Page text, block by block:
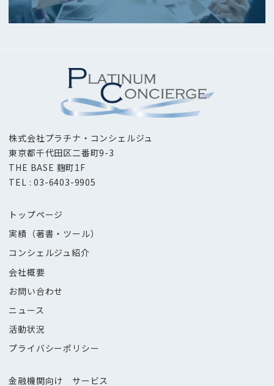
株式会社プラチナ・コンシェルジュ
東京都千代田区二番町9-3
THE BASE 麹町1F
TEL : 03-6403-9905
トップページ
実績（著書・ツール）
コンシェルジュ紹介
会社概要
お問い合わせ
ニュース
活動状況
プライバシーポリシー
金融機関向け サービス